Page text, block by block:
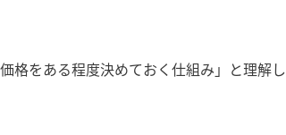
格をある程度決めておく仕組み」と理解し